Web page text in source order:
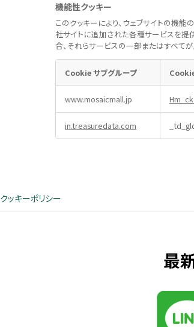
機能性クッキー
このクッキーにより、ウェブサイトの機
社サイトに追加された各種サービスを提
合、それらサービスの一部またはすべて
性
ッ
Cookie サブグループ
www.mosaicmall.jp
in.treasuredata.com
クッキーポリシー
最